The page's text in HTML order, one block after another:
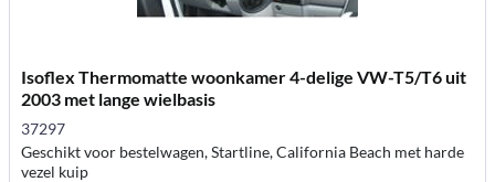
Isoflex Thermomatte woonkamer 4-delige VW-T5/T6 uit
2003 met lange wielbasis
37297
Geschikt voor bestelwagen, Startline, California Beach met harde
vezel kuip